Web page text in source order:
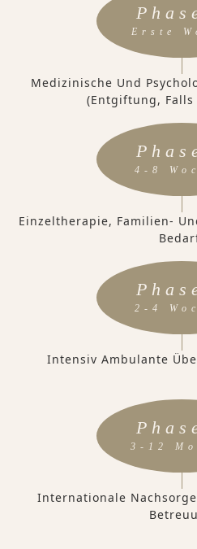
Erste
Medizinische Und
(Entgiftung,
4-8
Einzeltherapie, Familien-
2-4
Intensiv Ambulante
3-12
Internationale